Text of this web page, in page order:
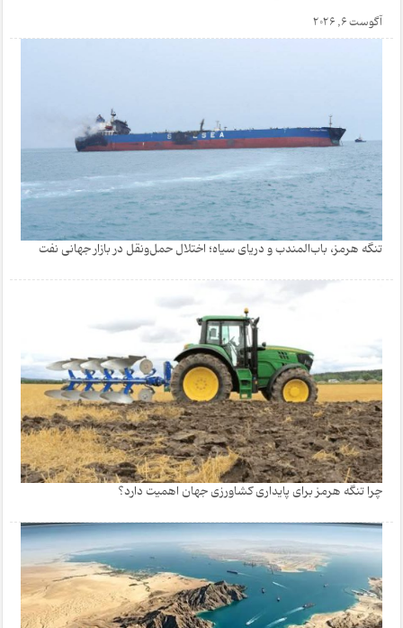
آگوست 6, 2026
تنگه هرمز، باب‌المندب و دریای سیاه؛ اختلال حمل‌ونقل در بازار جهانی نفت
چرا تنگه هرمز برای پایداری کشاورزی جهان اهمیت دارد؟